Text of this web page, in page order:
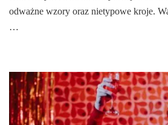
odważne wzory oraz nietypowe kroje.
…